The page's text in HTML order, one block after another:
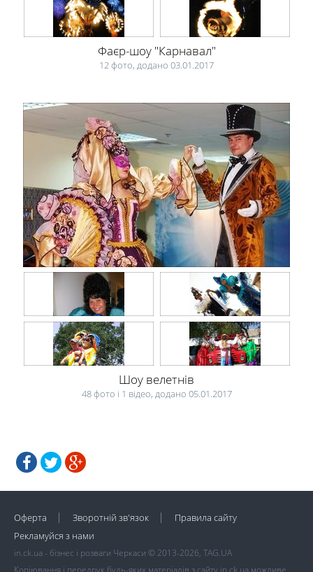
Фаєр-шоу "Карнавал"
12 фото, додано 03.01.2017
Шоу велетнів
48 фото і 1 відео, додано 05.01.2017
Оферта Зворотній зв'язок
Правила сайту
Рекламуйся з нами
in.ck.ua - бізнес і розваги Черкаси © 2013-2026, TAG.UA
Копіювання і передрук будь-яких матеріалів з сайту in.ck.ua можливе